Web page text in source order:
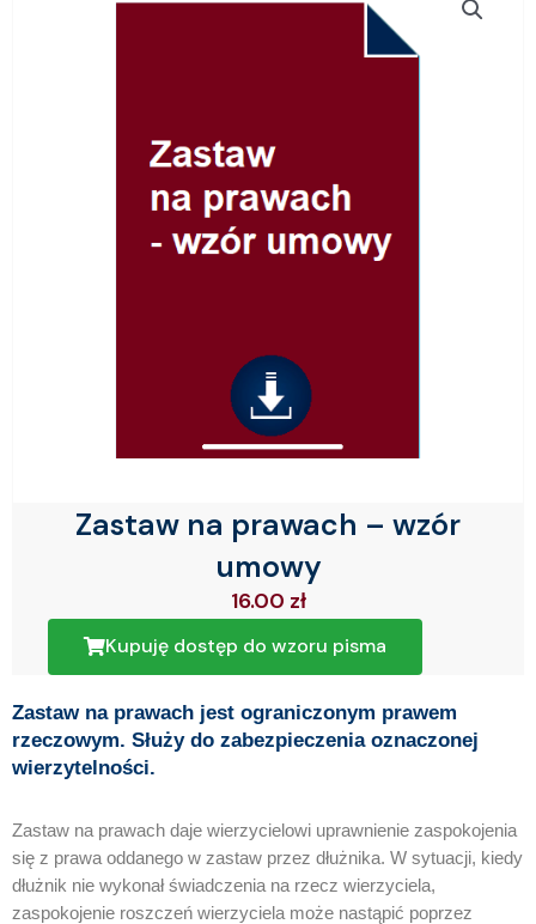
Zastaw na prawach – wzór
umowy
16.00 zł
Kupuję dostęp do wzoru pisma
Zastaw na prawach jest ograniczonym prawem
rzeczowym. Służy do zabezpieczenia oznaczonej
wierzytelności.
Zastaw na prawach daje wierzycielowi uprawnienie zaspokojenia
się z prawa oddanego w zastaw przez dłużnika. W sytuacji, kiedy
dłużnik nie wykonał świadczenia na rzecz wierzyciela,
zaspokojenie roszczeń wierzyciela może nastąpić poprzez